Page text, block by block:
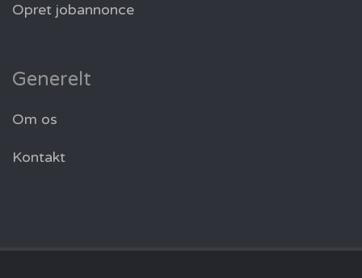
Opret jobannonce
Generelt
Om os
Kontakt